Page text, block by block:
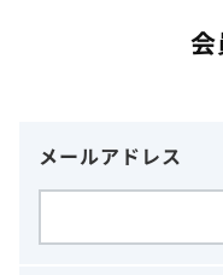
メールアドレス